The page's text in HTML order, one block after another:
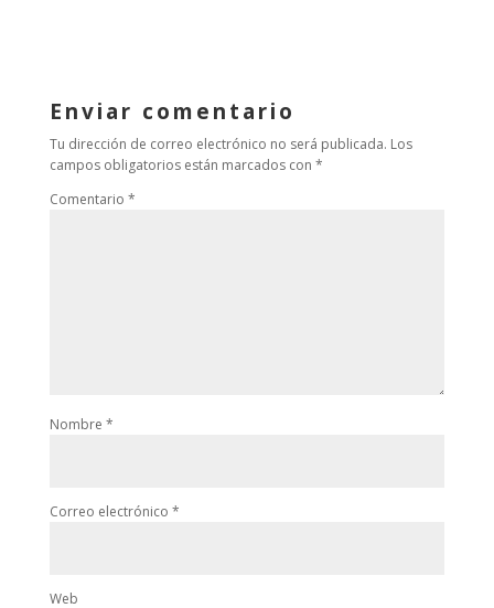
Enviar comentario
Tu dirección de correo electrónico no será publicada. Los
campos obligatorios están marcados con *
Comentario *
Nombre *
Correo electrónico *
Web